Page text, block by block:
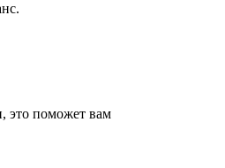
это поможет вам